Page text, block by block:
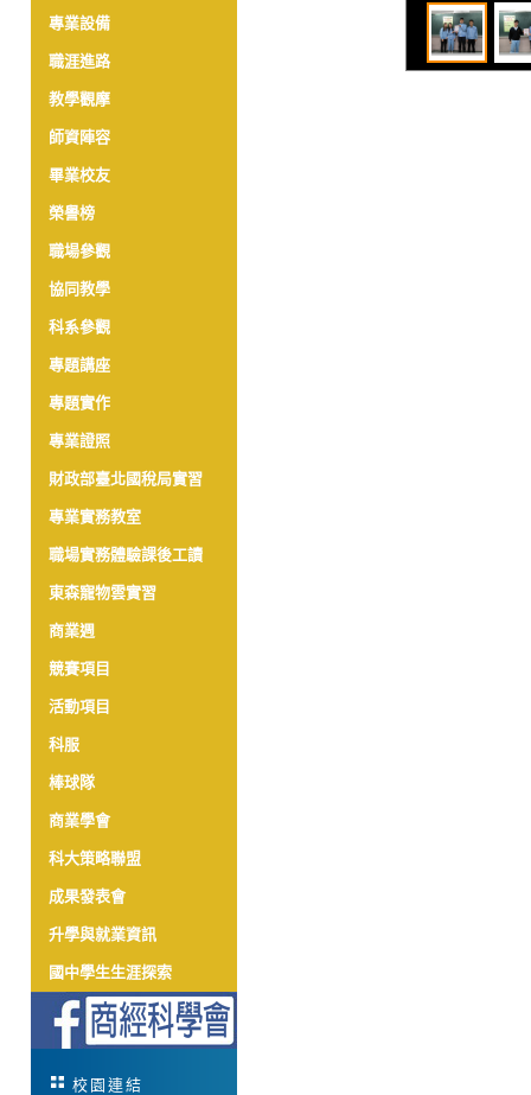
專業設備
職涯進路
教學觀摩
師資陣容
畢業校友
榮譽榜
職場參觀
協同教學
科系參觀
專題講座
專題實作
專業證照
財政部臺北國稅局實習
專業實務教室
職場實務體驗課後工讀
東森寵物雲實習
商業週
競賽項目
活動項目
科服
棒球隊
商業學會
科大策略聯盟
成果發表會
升學與就業資訊
國中學生生涯探索
校園連結